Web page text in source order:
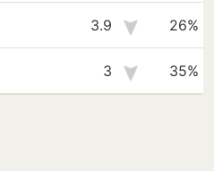
3.9 26%
3 35%